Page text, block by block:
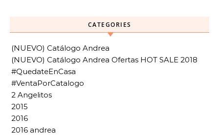
CATEGORIES
(NUEVO) Catálogo Andrea
(NUEVO) Catálogo Andrea Ofertas HOT SALE 2018
#QuedateEnCasa
#VentaPorCatalogo
2 Angelitos
2015
2016
2016 andrea